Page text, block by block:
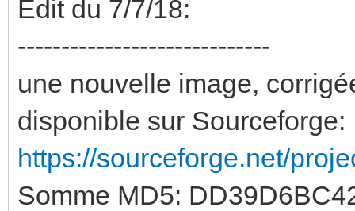
Edit du 7/7/18:
-----------------------------
une nouvelle image,
disponible sur Sourceforge:
https://sourceforge.net/
Somme MD5: